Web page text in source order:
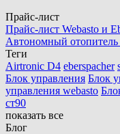
Прайс-лист
Прайс-лист Webasto и
Автономный
Теги
Airtronic D4 eberspacher
Блок управления Блок
управления webasto
ст90
показать все
Блог